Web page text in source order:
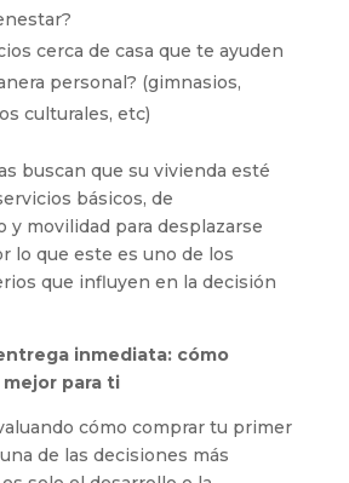
cerca de casa que te ayuden
personal? (gimnasios,
culturales, etc)
buscan que su vivienda esté
básicos, de
movilidad para desplazarse
lo que este es uno de los
que influyen en la decisión
inmediata: cómo
para ti
cómo comprar tu primer
de las decisiones más